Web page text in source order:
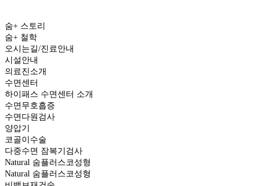
숨+ 스토리
숨+ 철학
오시는길/진료안내
시설안내
의료진소개
수면센터
하이패스 수면센터 소개
수면무호흡증
수면다원검사
양압기
코골이수술
다중수면 잠복기검사
Natural 숨플러스코성형
Natural 숨플러스코성형